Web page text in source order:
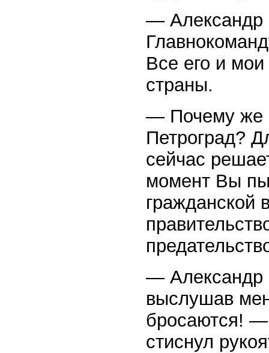
— Александр
Все его и
страны.
— Почему же
Петроград?
сейчас
момент Вы
гражданской
— Александр
выслушав
бросаются! —
стиснул